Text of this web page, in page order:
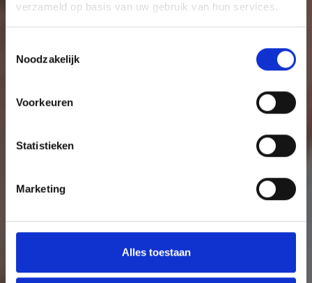
verzameld op basis van uw gebruik van hun services.
Noodzakelijk
Voorkeuren
Statistieken
Marketing
Alles toestaan